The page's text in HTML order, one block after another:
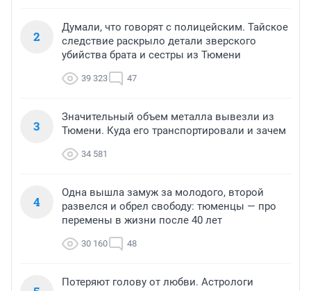
2
Думали, что говорят с полицейским. Тайское
следствие раскрыло детали зверского
убийства брата и сестры из Тюмени
39 323 47
3
Значительный объем металла вывезли из
Тюмени. Куда его транспортировали и зачем
34 581
4
Одна вышла замуж за молодого, второй
развелся и обрел свободу: тюменцы — про
перемены в жизни после 40 лет
30 160 48
Потеряют голову от любви. Астрологи